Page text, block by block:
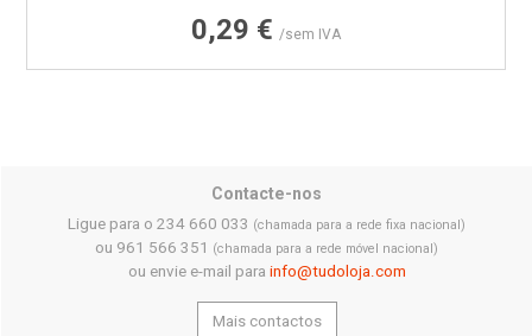
Preço
0,29 € /sem IVA
Contacte-nos
Ligue para o 234 660 033 (chamada para a rede fixa nacional)
ou 961 566 351 (chamada para a rede móvel nacional)
ou envie e-mail para info@tudoloja.com
Mais contactos